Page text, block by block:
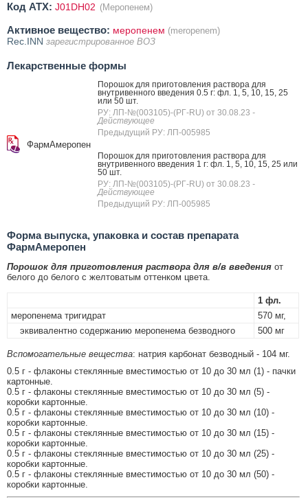
Код ATX: J01DH02 (Меропенем)
Активное вещество: меропенем (meropenem)
Rec.INN зарегистрированное ВОЗ
Лекарственные формы
ФармАмеропен
Порошок для приготовления раствора для
внутривенного введения 0.5 г: фл. 1, 5, 10, 15, 25
или 50 шт.
РУ: ЛП-№(003105)-(РГ-RU) от 30.08.23 -
Действующее
Предыдущий РУ: ЛП-005985
Порошок для приготовления раствора для
внутривенного введения 1 г: фл. 1, 5, 10, 15, 25 или
50 шт.
РУ: ЛП-№(003105)-(РГ-RU) от 30.08.23 -
Действующее
Предыдущий РУ: ЛП-005985
Форма выпуска, упаковка и состав препарата
ФармАмеропен
Порошок для приготовления раствора для в/в введения от
белого до белого с желтоватым оттенком цвета.
1 фл.
меропенема тригидрат
570 мг,
эквивалентно содержанию меропенема безводного
500 мг
Вспомогательные вещества: натрия карбонат безводный - 104 мг.
0.5 г - флаконы стеклянные вместимостью от 10 до 30 мл (1) - пачки
картонные.
0.5 г - флаконы стеклянные вместимостью от 10 до 30 мл (5) -
коробки картонные.
0.5 г - флаконы стеклянные вместимостью от 10 до 30 мл (10) -
коробки картонные.
0.5 г - флаконы стеклянные вместимостью от 10 до 30 мл (15) -
коробки картонные.
0.5 г - флаконы стеклянные вместимостью от 10 до 30 мл (25) -
коробки картонные.
0.5 г - флаконы стеклянные вместимостью от 10 до 30 мл (50) -
коробки картонные.